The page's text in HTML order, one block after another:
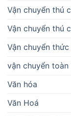
Vận chuyển thú
Vận chuyển thú
Vận chuyển
vận chuyển toàn
Văn hóa
Văn Hoá